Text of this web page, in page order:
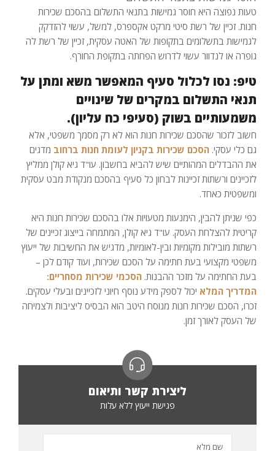
טעות נפוצה היא חוסר גמישות בתנאי התשלום בהסכם שכירות
חנות. זכיין של רשת סיטי מרקט אקספרס, למשל, עשוי להזדקק
לגמישות בתשלומים בתקופות של האטה עסקית, זכיין של רשת לה
גופרה או לנדוור עשוי לדרוש הפחתה בתקופת החורף.
טיפ: נסו לכלול סעיף המאפשר משא ומתן על
תנאי התשלום במקרים של שינויים
משמעותיים בשוק (סעיפי כח עליון).
חשוב לזכור שהסכם שכירות חנות הוא לא רק מסמך משפטי, אלא
גם כלי עסקי. הסכם שכירות בקניון לעומת חנות ברחוב מדגים
את ההבדלים המהותיים שיש להביא בחשבון. עו"ד גיא קולן ממליץ
לזכיינים ורשתות זכיינות לבחון כל סעיף בהסכם מנקודת מבט עסקית
ומשפטית כאחד.
כפי שניתן להבין, הימנעות מטעויות אלו בהסכם שכירות חנות היא
קריטית להצלחת העסק. עו"ד גיא קולן, המתמחה בייצוג זכיינים של
רשתות מובילות מקומיות ובין-לאומיות, מדגיש את החשיבות של ייעוץ
משפטי מקצועי בעת חתימה על הסכם שכירות, ועוד קודם לכן –
בעת החתימה על מזכר ההבנות. הסכמי שכירות מסחריים:
המדריך המלא יכול לספק מידע נוסף חיוני לזכיינים ובעלי עסקים.
זכרו, הסכם שכירות חנות מנוסח היטב הוא הבסיס ליציבות ולצמיחה
של העסק לאורך זמן.
ליצירת קשר ותיאום
פגישת ייעוץ ללא עלות